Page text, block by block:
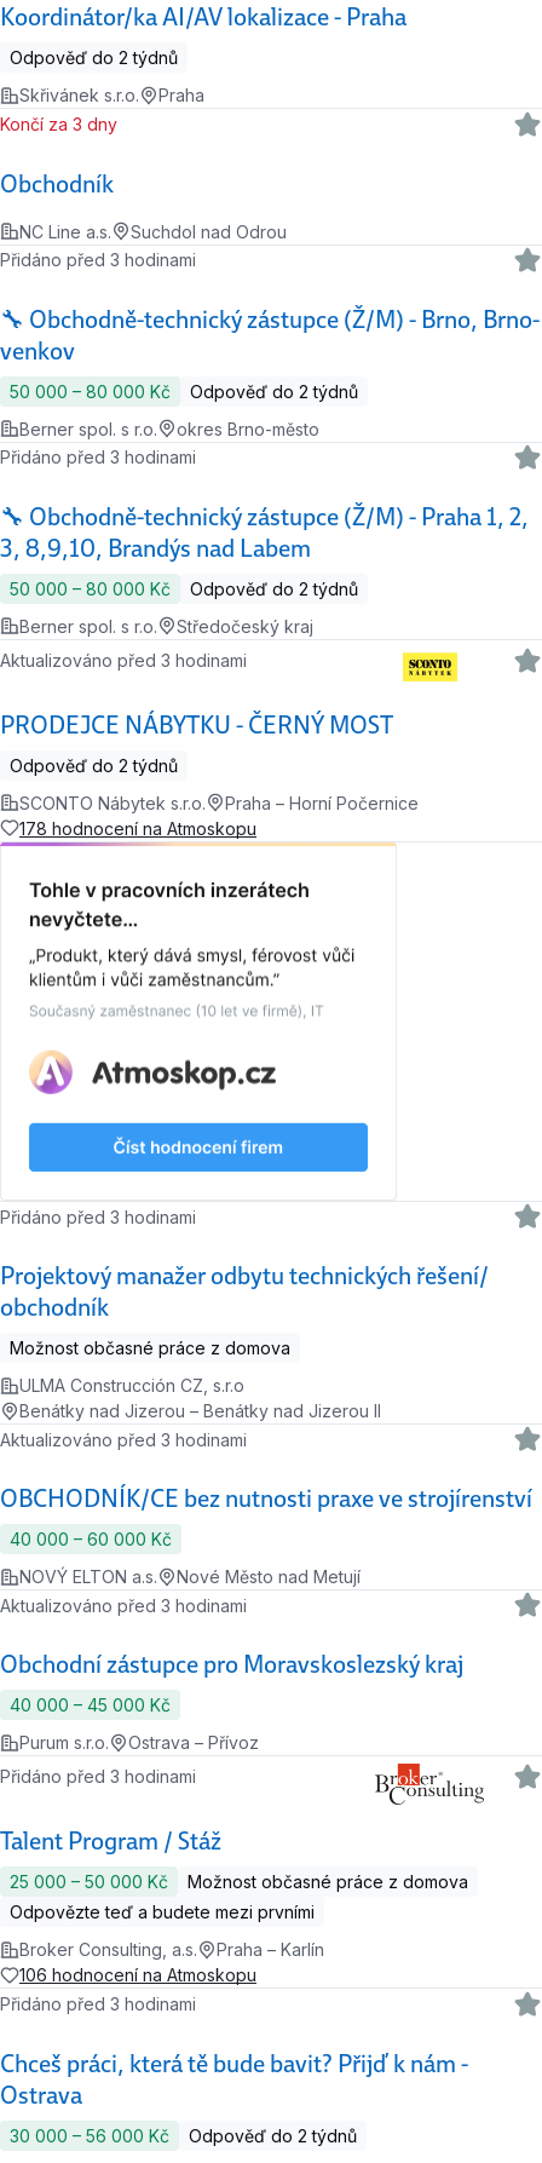
Koordinátor/ka AI/AV lokalizace - Praha
Odpověď do 2 týdnů
Skřivánek s.r.o.
Praha
Obchodník
Končí za 3 dny
NC Line a.s. Suchdol nad Odrou
🔧 Obchodně-technický zástupce (Ž/M) - Brno, Brno-
venkov
Přidáno před 3 hodinami
50 000 ‍–‍ 80 000 Kč
Odpověď do 2 týdnů
Berner spol. s r.o.
okres Brno-město
🔧 Obchodně-technický zástupce (Ž/M) - Praha 1, 2,
3, 8,9,10, Brandýs nad Labem
Přidáno před 3 hodinami
50 000 ‍–‍ 80 000 Kč
Odpověď do 2 týdnů
Berner spol. s r.o.
Středočeský kraj
PRODEJCE NÁBYTKU - ČERNÝ MOST
Aktualizováno před 3 hodinami
Odpověď do 2 týdnů
SCONTO Nábytek s.r.o.
Praha – Horní Počernice
178 hodnocení na Atmoskopu
Projektový manažer odbytu technických řešení/
obchodník
Přidáno před 3 hodinami
Možnost občasné práce z domova
ULMA Construcción CZ, s.r.o
Benátky nad Jizerou – Benátky nad Jizerou II
OBCHODNÍK/CE bez nutnosti praxe ve strojírenství
Aktualizováno před 3 hodinami
40 000 ‍–‍ 60 000 Kč
NOVÝ ELTON a.s.
Nové Město nad Metují
Obchodní zástupce pro Moravskoslezský kraj
Aktualizováno před 3 hodinami
40 000 ‍–‍ 45 000 Kč
Purum s.r.o.
Ostrava – Přívoz
Talent Program / Stáž
Přidáno před 3 hodinami
25 000 ‍–‍ 50 000 Kč
Možnost občasné práce z domova
Odpovězte teď a budete mezi prvními
Broker Consulting, a.s.
Praha – Karlín
106 hodnocení na Atmoskopu
Chceš práci, která tě bude bavit? Přijď k nám -
Ostrava
Přidáno před 3 hodinami
30 000 ‍–‍ 56 000 Kč
Odpověď do 2 týdnů